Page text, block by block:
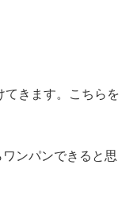
てきます。こちらを
ンパンできると思